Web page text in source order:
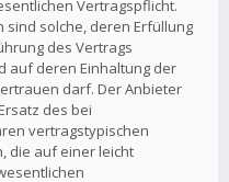
Vertragspflicht.
solche, deren Erfüllung
des Vertrags
auf deren Einhaltung der
darf. Der Anbieter
des bei
vertragstypischen
die auf einer leicht